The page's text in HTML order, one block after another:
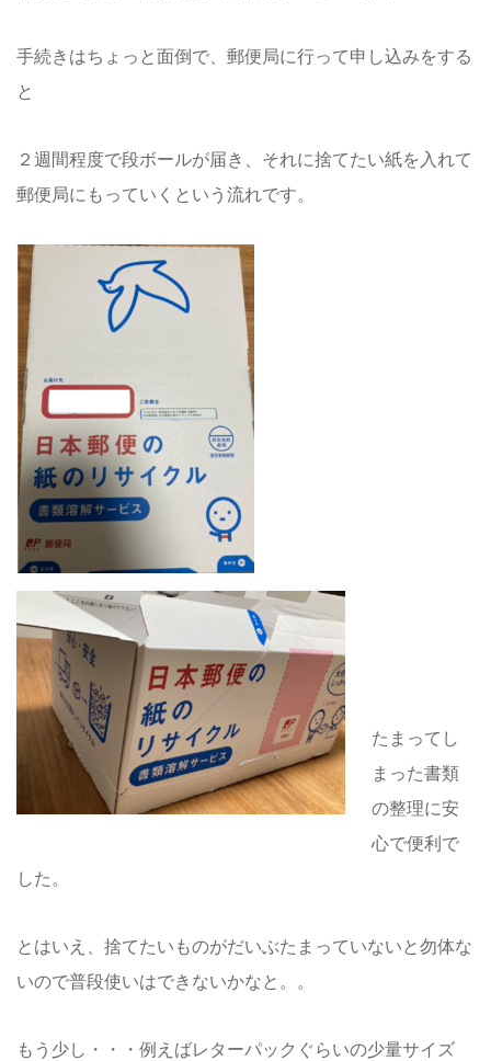
手続きはちょっと面倒で、郵便局に行って申し込みをする
と
２週間程度で段ボールが届き、それに捨てたい紙を入れて
郵便局にもっていくという流れです。
たまってし
まった書類
の整理に安
心で便利で
した。
とはいえ、捨てたいものがだいぶたまっていないと勿体な
いので普段使いはできないかなと。。
もう少し・・・例えばレターパックぐらいの少量サイズ